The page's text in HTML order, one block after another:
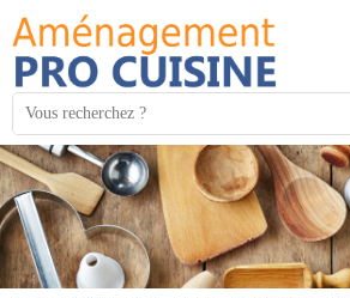
Mots
clés
:
Panneau de gestion des cookies